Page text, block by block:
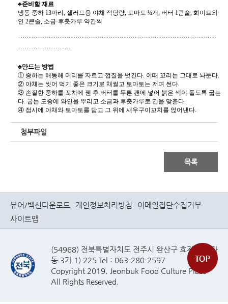
♣준비할 재료
냉동 중하 13마리, 샐러드용 야채 적당량, 토마토 ⅓개, 버터 1큰술, 화이트와
인 2큰술, 소금·후춧가루 약간씩
………………………………………………………………………………
……………………
♣만드는 방법
① 중하는 해동해 머리를 자르고 껍질을 벗긴다. 이때 꼬리는 그대로 놔둔다.
② 야채는 씻어 먹기 좋은 크기로 채썰고 토마토는 저며 썬다.
③ 손질한 중하를 꼬치에 꿴 후 버터를 두른 팬에 넣어 붉은 색이 돌도록 굽는
다. 굽는 도중에 와인을 뿌리고 소금과 후춧가루로 간을 맞춘다.
④ 접시에 야채와 토마토를 담고 그 위에 새우구이꼬치를 얹어낸다.
첨부파일
목록
뷰어/백신다운로드 개인정보처리방침
이메일집단수집거부
사이트맵
(54968) 전북특별자치도 전주시 완산구 효자로(효자
동 3가 1) 225 Tel : 063-280-2597
Copyright 2019. Jeonbuk Food Culture Plaza
All Rights Reserved.